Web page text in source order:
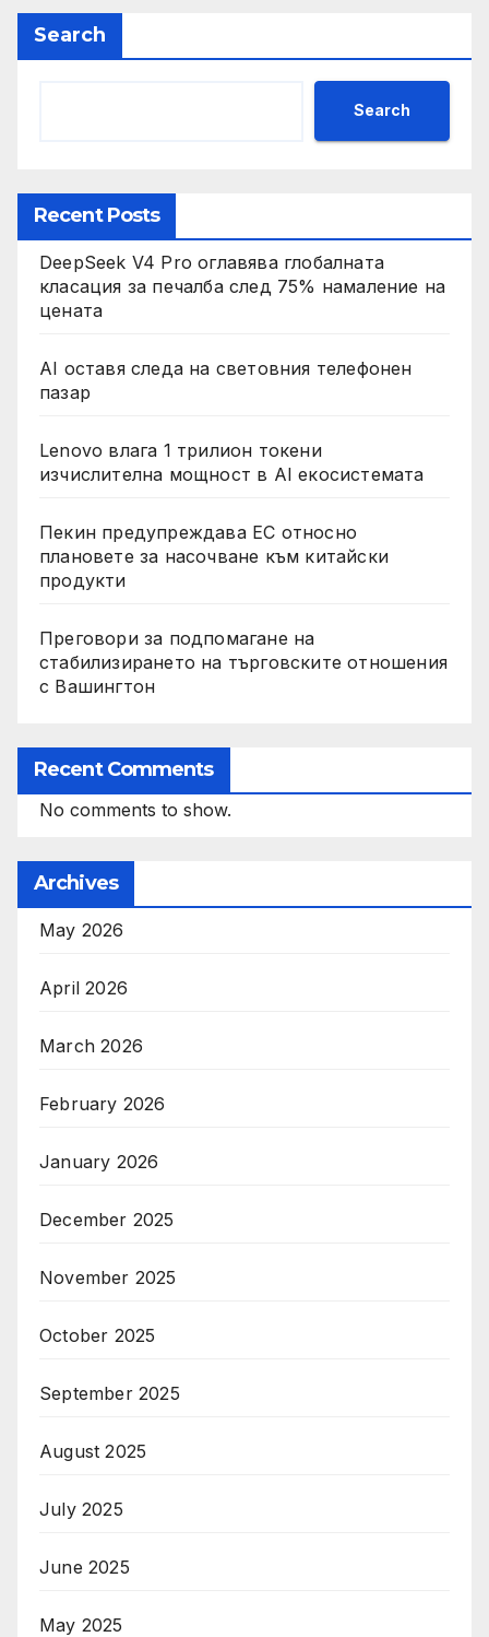
Search
Search
Recent Posts
DeepSeek V4 Pro оглавява глобалната
класация за печалба след 75% намаление на
цената
AI оставя следа на световния телефонен
пазар
Lenovo влага 1 трилион токени
изчислителна мощност в AI екосистемата
Пекин предупреждава ЕС относно
плановете за насочване към китайски
продукти
Преговори за подпомагане на
стабилизирането на търговските отношения
с Вашингтон
Recent Comments
No comments to show.
Archives
May 2026
April 2026
March 2026
February 2026
January 2026
December 2025
November 2025
October 2025
September 2025
August 2025
July 2025
June 2025
May 2025